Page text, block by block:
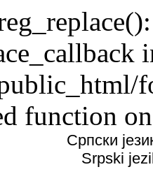
function
Српски
Srpski